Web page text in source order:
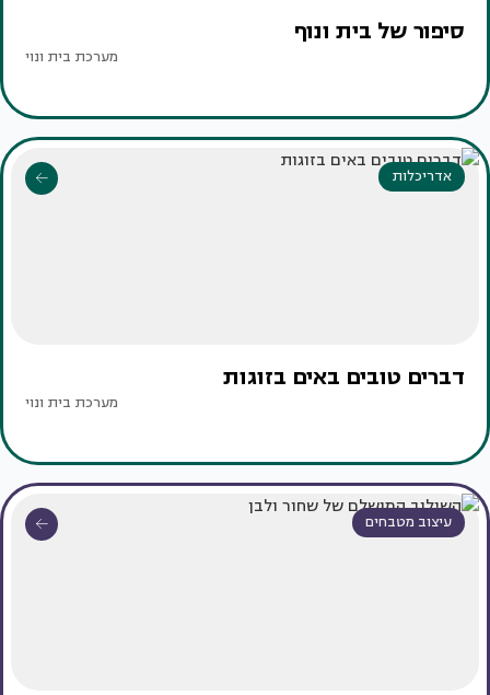
סיפור של בית ונוף
מערכת בית ונוי
אדריכלות
דברים טובים באים בזוגות
מערכת בית ונוי
עיצוב מטבחים